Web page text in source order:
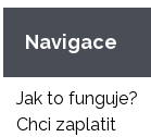
Navigace
Jak to funguje?
Chci zaplatit